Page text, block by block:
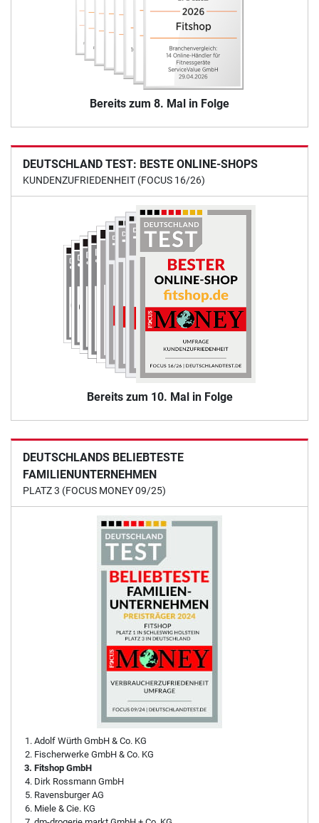
Bereits zum 8. Mal in Folge
DEUTSCHLAND TEST: BESTE ONLINE-SHOPS
KUNDENZUFRIEDENHEIT (FOCUS 16/26)
Bereits zum 10. Mal in Folge
DEUTSCHLANDS BELIEBTESTE
FAMILIENUNTERNEHMEN
PLATZ 3 (FOCUS MONEY 09/25)
Adolf Würth GmbH & Co. KG
Fischerwerke GmbH & Co. KG
Fitshop GmbH
Dirk Rossmann GmbH
Ravensburger AG
Miele & Cie. KG